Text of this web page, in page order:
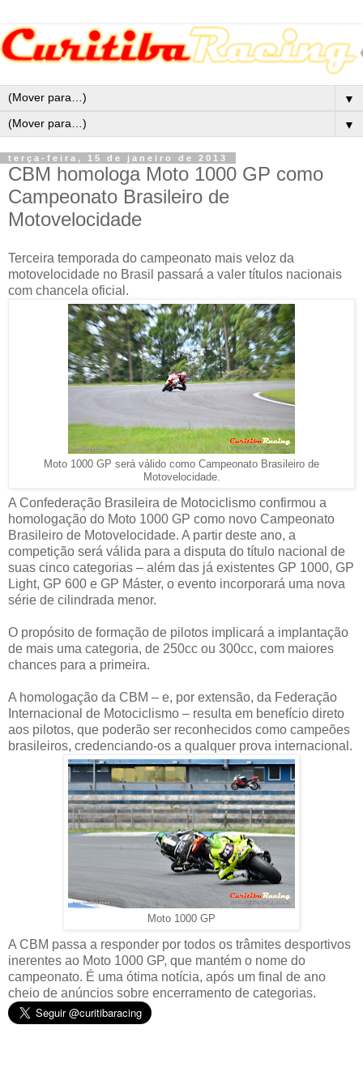
▼
▼
terça-feira, 15 de janeiro de 2013
CBM homologa Moto 1000 GP como
Campeonato Brasileiro de
Motovelocidade
Terceira temporada do campeonato mais veloz da
motovelocidade no Brasil passará a valer títulos nacionais
com chancela oficial.
Moto 1000 GP será válido como Campeonato Brasileiro de
Motovelocidade.
A Confederação Brasileira de Motociclismo confirmou a
homologação do Moto 1000 GP como novo Campeonato
Brasileiro de Motovelocidade. A partir deste ano, a
competição será válida para a disputa do título nacional de
suas cinco categorias – além das já existentes GP 1000, GP
Light, GP 600 e GP Máster, o evento incorporará uma nova
série de cilindrada menor.
O propósito de formação de pilotos implicará a implantação
de mais uma categoria, de 250cc ou 300cc, com maiores
chances para a primeira.
A homologação da CBM – e, por extensão, da Federação
Internacional de Motociclismo – resulta em benefício direto
aos pilotos, que poderão ser reconhecidos como campeões
brasileiros, credenciando-os a qualquer prova internacional.
Moto 1000 GP
A CBM passa a responder por todos os trâmites desportivos
inerentes ao Moto 1000 GP, que mantém o nome do
campeonato. É uma ótima notícia, após um final de ano
cheio de anúncios sobre encerramento de categorias.